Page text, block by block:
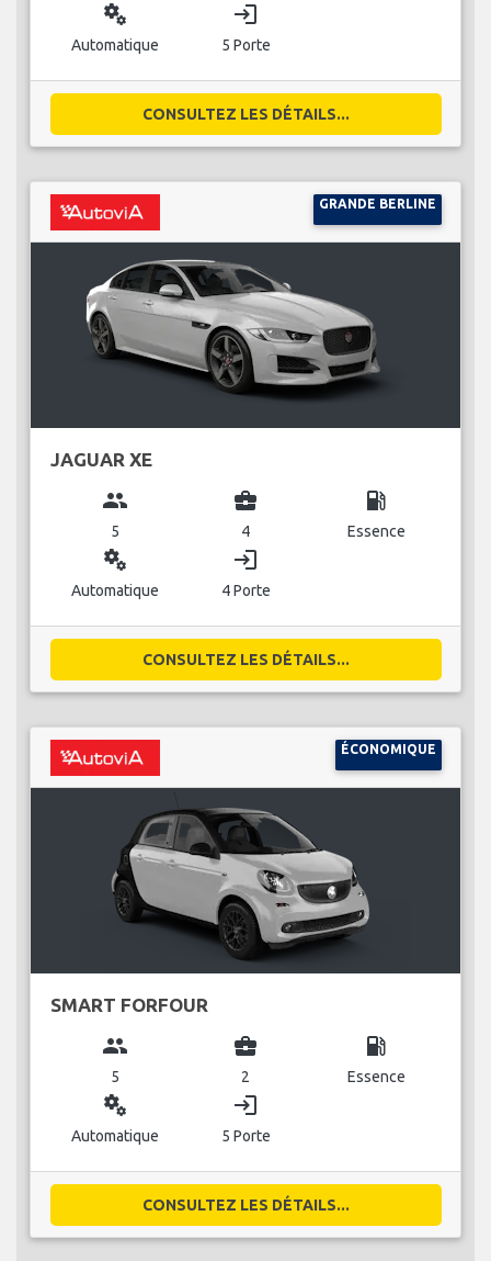
miscellaneous_services
Automatique
login
5 Porte
CONSULTEZ LES DÉTAILS...
GRANDE BERLINE
JAGUAR XE
group
5
business_center
4
local_gas_station
Essence
miscellaneous_services
Automatique
login
4 Porte
CONSULTEZ LES DÉTAILS...
ÉCONOMIQUE
SMART FORFOUR
group
5
business_center
2
local_gas_station
Essence
miscellaneous_services
Automatique
login
5 Porte
CONSULTEZ LES DÉTAILS...